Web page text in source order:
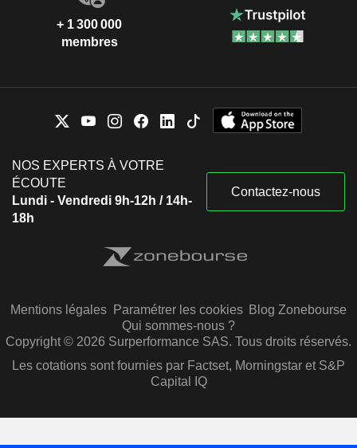
+ 1 300 000
membres
NOS EXPERTS À VOTRE
ÉCOUTE
Lundi - Vendredi 9h-12h / 14h-
18h
Contactez-nous
Mentions légales Paramétrer les cookies Blog Zonebourse
Qui sommes-nous ?
Copyright © 2026 Surperformance SAS. Tous droits réservés.
Les cotations sont fournies par Factset, Morningstar et S&P
Capital IQ